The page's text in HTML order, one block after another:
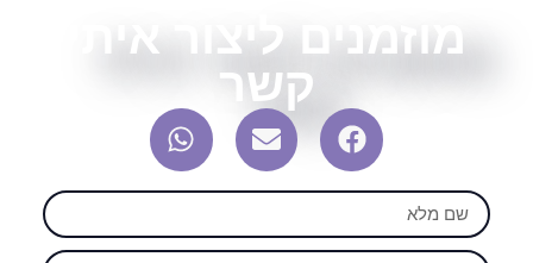
מוזמנים ליצור איתי
קשר